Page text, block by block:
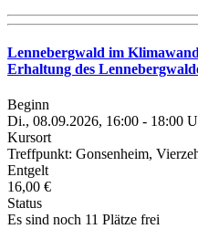
Lennebergwald im
Erhaltung des
Beginn
Di., 08.09.2026, 16:00 - 18:00
Kursort
Treffpunkt: Gonsenheim,
Entgelt
16,00 €
Status
Es sind noch 11 Plätze frei